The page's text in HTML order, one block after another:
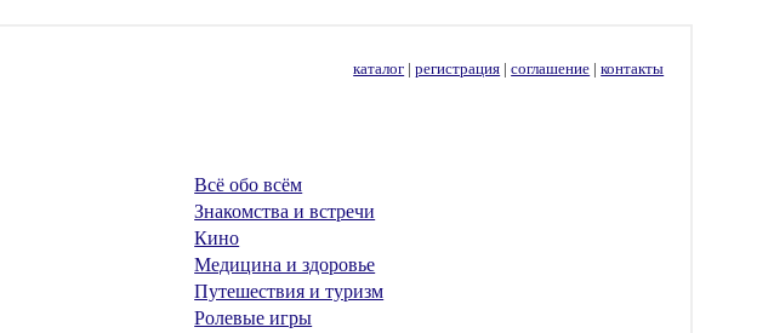
каталог |регистрация |соглашение |контакты
Всё обо всём
Знакомства и встречи
Кино
Медицина и здоровье
Путешествия и туризм
Ролевые игры